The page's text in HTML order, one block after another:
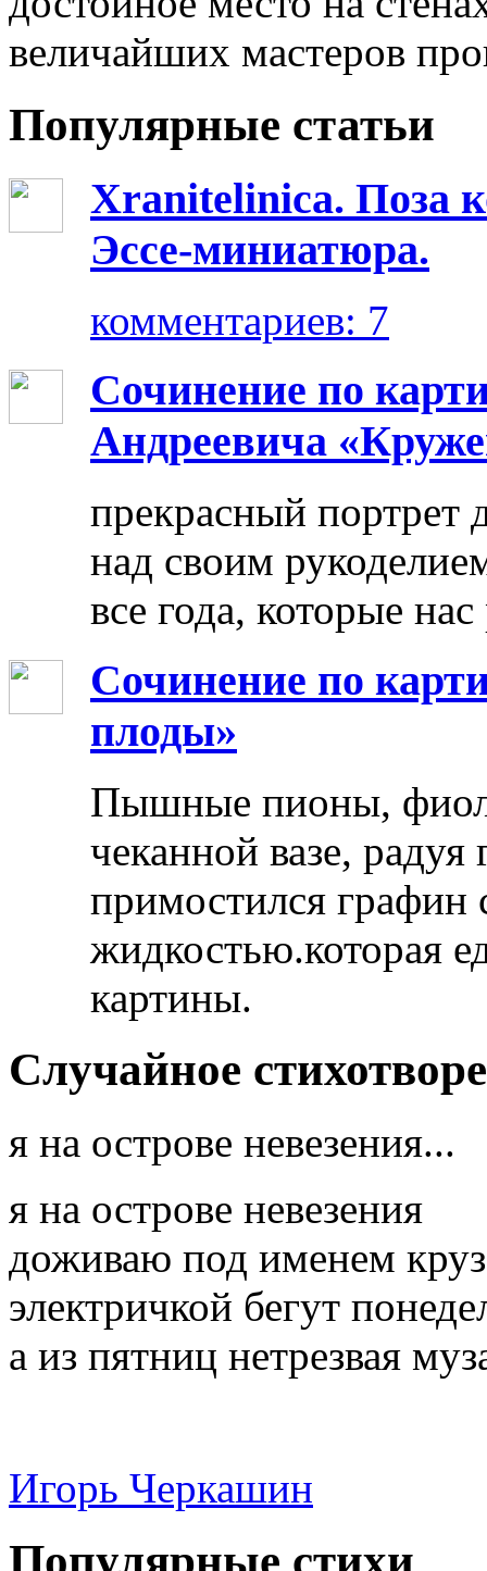
величайших мастеров
Популярные статьи
Xranitelinica. Поза
Эссе-миниатюра.
комментариев: 7
Сочинение по
Андреевича
прекрасный портрет
над своим
все года, которые
Сочинение по
плоды»
Пышные пионы,
чеканной вазе,
примостился графин
жидкостью.которая
картины.
Случайное
я на острове невезения...
я на острове невезения
доживаю под именем
электричкой бегут
а из пятниц нетрезвая
Игорь Черкашин